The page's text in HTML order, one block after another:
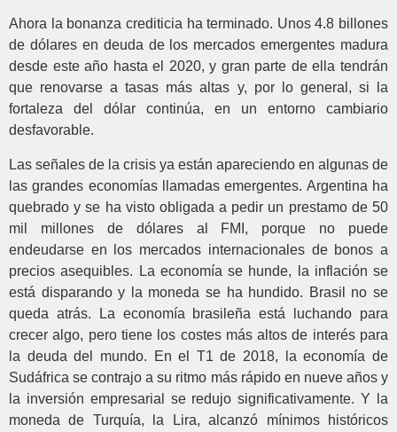
Ahora la bonanza crediticia ha terminado. Unos 4.8 billones
de dólares en deuda de los mercados emergentes madura
desde este año hasta el 2020, y gran parte de ella tendrán
que renovarse a tasas más altas y, por lo general, si la
fortaleza del dólar continúa, en un entorno cambiario
desfavorable.
Las señales de la crisis ya están apareciendo en algunas de
las grandes economías llamadas emergentes. Argentina ha
quebrado y se ha visto obligada a pedir un prestamo de 50
mil millones de dólares al FMI, porque no puede
endeudarse en los mercados internacionales de bonos a
precios asequibles. La economía se hunde, la inflación se
está disparando y la moneda se ha hundido. Brasil no se
queda atrás. La economía brasileña está luchando para
crecer algo, pero tiene los costes más altos de interés para
la deuda del mundo. En el T1 de 2018, la economía de
Sudáfrica se contrajo a su ritmo más rápido en nueve años y
la inversión empresarial se redujo significativamente. Y la
moneda de Turquía, la Lira, alcanzó mínimos históricos